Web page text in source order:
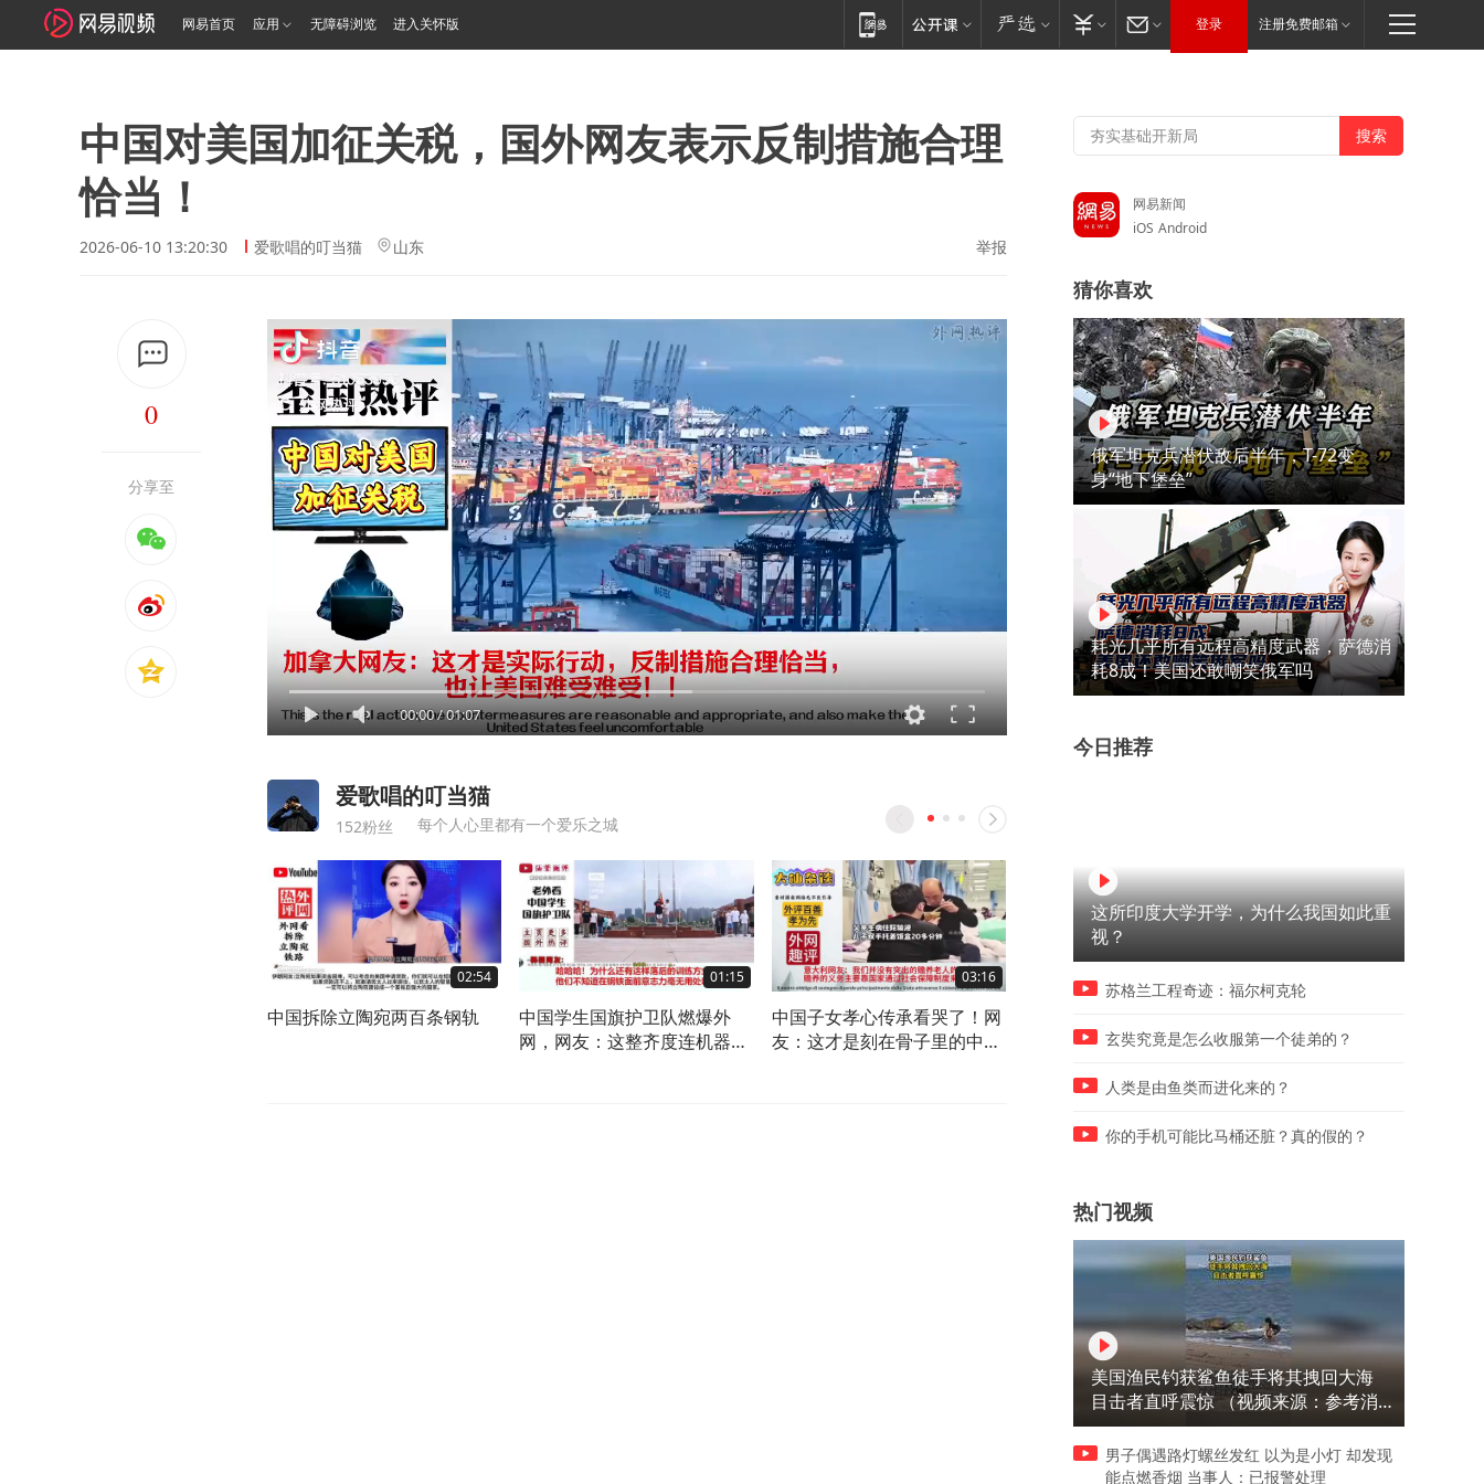
网易首页 应用 无障碍浏览 进入关怀版 登录 注册免费邮箱
中国对美国加征关税，国外网友表示反制措施合理
恰当！
2026-06-10 13:20:30 爱歌唱的叮当猫 山东 举报
0
分享至
00:00/01:07
爱歌唱的叮当猫
152粉丝 每个人心里都有一个爱乐之城
02:54
中国拆除立陶宛两百条钢轨
01:15
中国学生国旗护卫队燃爆外
网，网友：这整齐度连机器人
03:16
中国子女孝心传承看哭了！网
友：这才是刻在骨子里的中国
外，英国网友：不敢相信自己
全球！
网易新闻
iOS Android
猜你喜欢
俄军坦克兵潜伏敌后半年，T-72变
身“地下堡垒”
耗光几乎所有远程高精度武器，萨德消
耗8成！美国还敢嘲笑俄军吗
今日推荐
这所印度大学开学，为什么我国如此重
视？
苏格兰工程奇迹：福尔柯克轮
玄奘究竟是怎么收服第一个徒弟的？
人类是由鱼类而进化来的？
你的手机可能比马桶还脏？真的假的？
热门视频
美国渔民钓获鲨鱼徒手将其拽回大海
目击者直呼震惊 （视频来源：参考消
息）
男子偶遇路灯螺丝发红 以为是小灯 却发现
能点燃香烟 当事人：已报警处理